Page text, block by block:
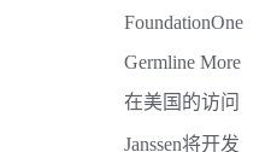
FoundationOne
Germline More
在美国的访问
Janssen将开发